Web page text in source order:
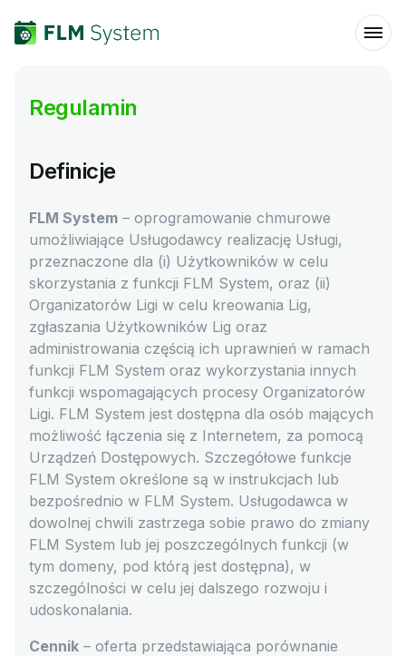
Regulamin
Definicje
FLM System – oprogramowanie chmurowe
umożliwiające Usługodawcy realizację Usługi,
przeznaczone dla (i) Użytkowników w celu
skorzystania z funkcji FLM System, oraz (ii)
Organizatorów Ligi w celu kreowania Lig,
zgłaszania Użytkowników Lig oraz
administrowania częścią ich uprawnień w ramach
funkcji FLM System oraz wykorzystania innych
funkcji wspomagających procesy Organizatorów
Ligi. FLM System jest dostępna dla osób mających
możliwość łączenia się z Internetem, za pomocą
Urządzeń Dostępowych. Szczegółowe funkcje
FLM System określone są w instrukcjach lub
bezpośrednio w FLM System. Usługodawca w
dowolnej chwili zastrzega sobie prawo do zmiany
FLM System lub jej poszczególnych funkcji (w
tym domeny, pod którą jest dostępna), w
szczególności w celu jej dalszego rozwoju i
udoskonalania.
Cennik – oferta przedstawiająca porównanie